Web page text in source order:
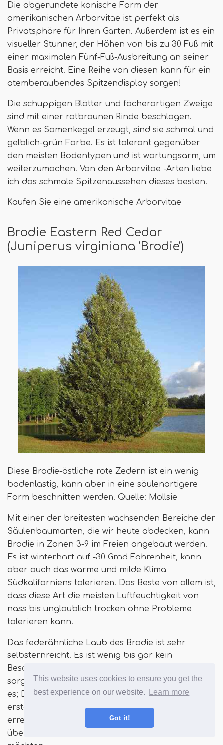
This website uses cookies to ensure you get the
best experience on our website.
Learn more
Got it!
Die abgerundete konische Form der
amerikanischen Arborvitae ist perfekt als
Privatsphäre für Ihren Garten. Außerdem ist es ein
visueller Stunner, der Höhen von bis zu 30 Fuß mit
einer maximalen Fünf-Fuß-Ausbreitung an seiner
Basis erreicht. Eine Reihe von diesen kann für ein
atemberaubendes Spitzendisplay sorgen!
Die schuppigen Blätter und fächerartigen Zweige
sind mit einer rotbraunen Rinde beschlagen.
Wenn es Samenkegel erzeugt, sind sie schmal und
gelblich-grün Farbe. Es ist tolerant gegenüber
den meisten Bodentypen und ist wartungsarm, um
weiterzumachen. Von den Arborvitae -Arten liebe
ich das schmale Spitzenaussehen dieses besten.
Kaufen Sie eine amerikanische Arborvitae
Brodie Eastern Red Cedar
(Juniperus virginiana 'Brodie')
Diese Brodie-östliche rote Zedern ist ein wenig
bodenlastig, kann aber in eine säulenartigere
Form beschnitten werden. Quelle: Mollsie
Mit einer der breitesten wachsenden Bereiche der
Säulenbaumarten, die wir heute abdecken, kann
Brodie in Zonen 3-9 im Freien angebaut werden.
Es ist winterhart auf -30 Grad Fahrenheit, kann
aber auch das warme und milde Klima
Südkaliforniens tolerieren. Das Beste von allem ist,
dass diese Art die meisten Luftfeuchtigkeit von
nass bis unglaublich trocken ohne Probleme
tolerieren kann.
Das federähnliche Laub des Brodie ist sehr
selbsternreicht. Es ist wenig bis gar kein
Beschneidung erforderlich, um diesen Baum zu
sorgen. Und wenn Sie wollen, dass es steigt, kann
es; Der Brodie kann eine maximale Höhe von
erstaunlichen 45 Fuß mit einer Breite von 10 Fuß
erreichen. Beschnitten gehalten, bleibt es in einer
überschaubaren Höhe, wenn Sie es vorziehen